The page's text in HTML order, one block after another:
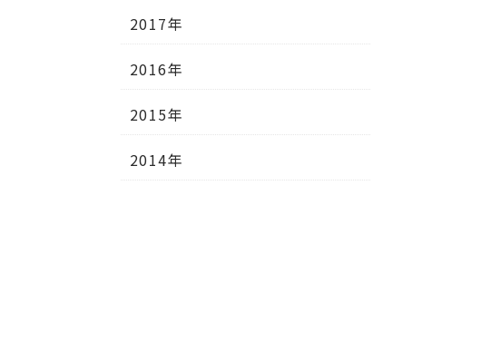
2017年
2016年
2015年
2014年